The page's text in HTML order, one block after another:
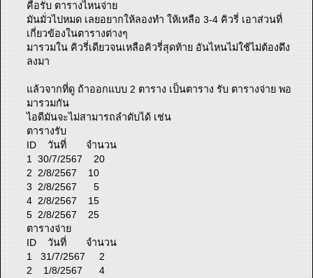
คือรับ ตารางไหนจ่าย
มันมั่วไปหมด เลยอยากให้ลองทำ ให้เหลือ 3-4 คิวรี่ เอาส่วนที่
เกี่ยวข้องในตารางต่างๆ
มารวมใน คิวรี่เดียวจนเหลือคิวรี่สุดท้าย อันไหนไม่ใช้ไม่ต้องดึง
ลงมา
แล้วจากที่ดู ถ้าออกแบบ 2 ตาราง เป็นตาราง รับ ตารางจ่าย พอ
มารวมกัน
ไอดีมันจะไม่สามารถลำดับได้ เช่น
ตารางรับ
ID วันที่ จำนวน
1 30/7/2567 20
2 2/8/2567 10
3 2/8/2567 5
4 2/8/2567 15
5 2/8/2567 25
ตารางจ่าย
ID วันที่ จำนวน
1 31/7/2567 2
2 1/8/2567 4